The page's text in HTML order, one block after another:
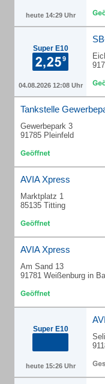
heute 14:29 Uhr
Super E10
04.08.2026 12:08 Uhr
Tankstelle
Gewerbepark 3
91785 Pleinfeld
AVIA Xpress
Marktplatz 1
85135 Titting
AVIA Xpress
Am Sand 13
91781 Weißenburg in
Super E10
heute 15:26 Uhr